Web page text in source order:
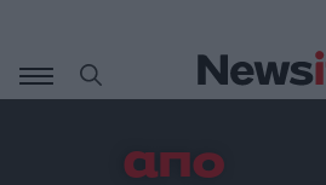
περιεχόμενο
απο